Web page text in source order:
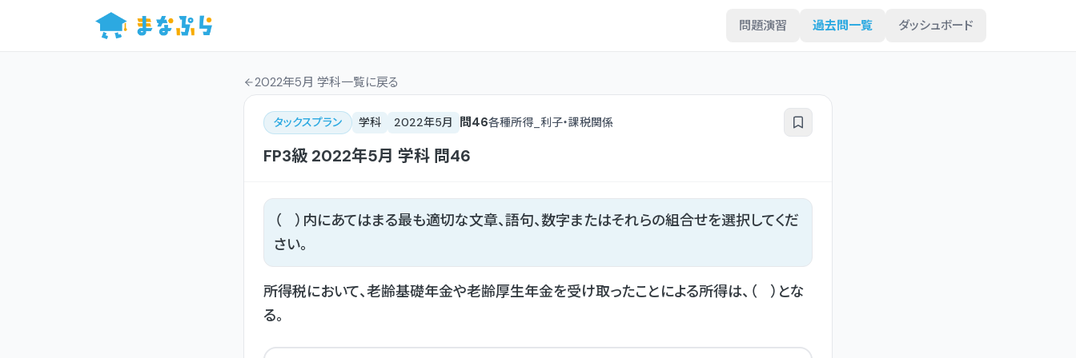
問題演習 過去問一覧 ダッシュボード
2022年5月 学科一覧に戻る
タックスプラン 学科 2022年5月 問46各種所得_利子・課税関係
FP3級 2022年5月 学科 問46
（ ）内にあてはまる最も適切な文章、語句、数字またはそれらの組合せを選択してくだ
さい。
所得税において、老齢基礎年金や老齢厚生年金を受け取ったことによる所得は、（ ）とな
る。